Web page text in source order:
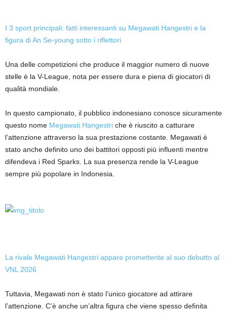
I 3 sport principali: fatti interessanti su Megawati Hangestri e la
figura di An Se-young sotto i riflettori
Una delle competizioni che produce il maggior numero di nuove
stelle è la V-League, nota per essere dura e piena di giocatori di
qualità mondiale.
In questo campionato, il pubblico indonesiano conosce sicuramente
questo nome Megawati Hangestri che è riuscito a catturare
l’attenzione attraverso la sua prestazione costante. Megawati è
stato anche definito uno dei battitori opposti più influenti mentre
difendeva i Red Sparks. La sua presenza rende la V-League
sempre più popolare in Indonesia.
La rivale Megawati Hangestri appare promettente al suo debutto al
VNL 2026
Tuttavia, Megawati non è stato l’unico giocatore ad attirare
l’attenzione. C’è anche un’altra figura che viene spesso definita